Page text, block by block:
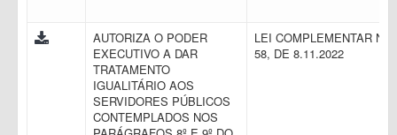
AUTORIZA O PODER
EXECUTIVO A DAR
TRATAMENTO
IGUALITÁRIO AOS
SERVIDORES PÚBLICOS
CONTEMPLADOS NOS
LEI COMPLEMENTAR N.
58, DE 8.11.2022